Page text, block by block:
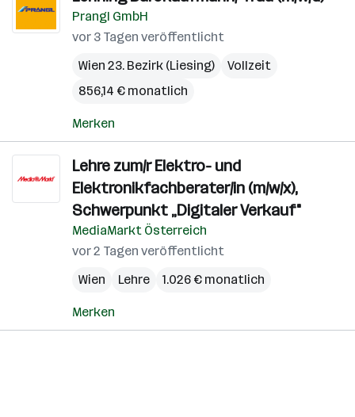
Prangl GmbH
vor 3 Tagen veröffentlicht
Wien 23. Bezirk (Liesing)
Vollzeit
856,14 € monatlich
Merken
Lehre zum/r Elektro- und
Elektronikfachberater/in (m/w/x),
Schwerpunkt „Digitaler Verkauf"
MediaMarkt Österreich
vor 2 Tagen veröffentlicht
Wien
Lehre 1.026 € monatlich
Merken